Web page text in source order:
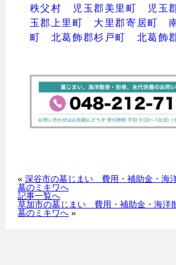
秩父村
児玉郡美里町 児玉
玉郡上里町
大里郡寄居町
町
北葛飾郡杉戸町 北葛飾
« 深谷市の墓じまい 費用・補助金・海
墓のミキワへ
記事一覧へ
草加市の墓じまい 費用・補助金・海洋
墓のミキワへ»